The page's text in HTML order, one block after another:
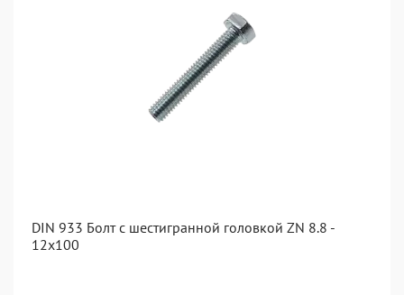
DIN 933 Болт с шестигранной головкой ZN 8.8 -
12x100